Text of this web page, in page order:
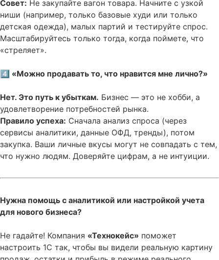
Совет: Не закупайте вагон товара. Начните с узкой
ниши (например, только базовые худи или только
детская одежда), малых партий и тестируйте спрос.
Масштабируйтесь только тогда, когда поймете, что
«стреляет».
4️⃣ «Можно продавать то, что нравится мне лично?»
Нет. Это путь к убыткам. Бизнес — это не хобби, а
удовлетворение потребностей рынка.
Правило успеха: Сначала анализ спроса (через
сервисы аналитики, данные ОФД, тренды), потом
закупка. Ваши личные вкусы могут не совпадать с тем,
что нужно людям. Доверяйте цифрам, а не интуиции.
Нужна помощь с аналитикой или настройкой учета
для нового бизнеса?
Не гадайте! Компания «Технокейс» поможет
настроить 1С так, чтобы вы видели реальную картину